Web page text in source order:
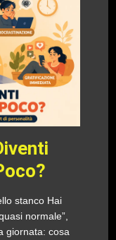
stanco Hai
normale”,
giornata: cosa